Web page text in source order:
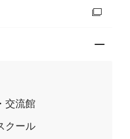
交流館
クール